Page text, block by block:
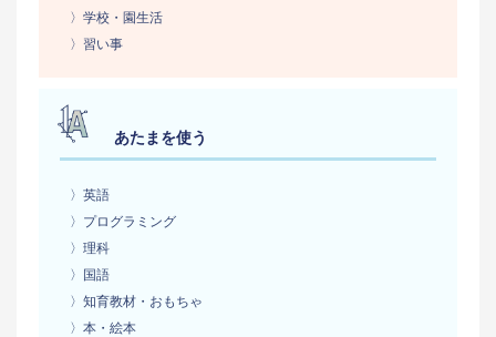
〉学校・園生活
〉習い事
あたまを使う
〉英語
〉プログラミング
〉理科
〉国語
〉知育教材・おもちゃ
〉本・絵本